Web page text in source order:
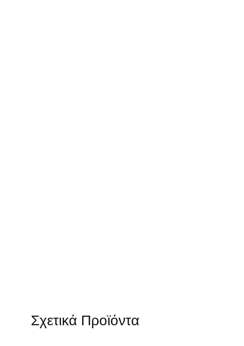
Σχετικά Προϊόντα